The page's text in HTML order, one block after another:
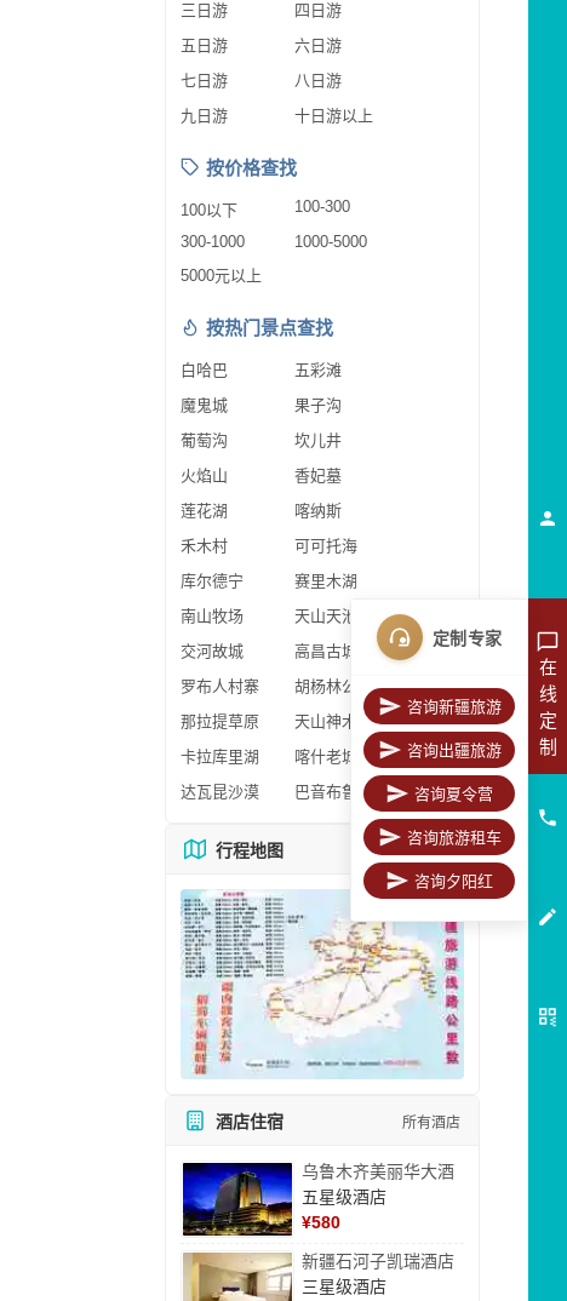
三日游
四日游
五日游
六日游
七日游
八日游
九日游
十日游以上
按价格查找
100以下
100-300
300-1000
1000-5000
5000元以上
按热门景点查找
白哈巴
五彩滩
魔鬼城
果子沟
葡萄沟
坎儿井
火焰山
香妃墓
莲花湖
喀纳斯
禾木村
可可托海
库尔德宁
赛里木湖
南山牧场
天山天池
交河故城
高昌古城
罗布人村寨
胡杨林公园
那拉提草原
天山神木园
卡拉库里湖
喀什老城区
达瓦昆沙漠
巴音布鲁克
行程地图 更多地图
酒店住宿 所有酒店
乌鲁木齐美丽华大酒
五星级酒店
¥580
新疆石河子凯瑞酒店
三星级酒店
在
线
定
制
定制专家
咨询新疆旅游
咨询出疆旅游
咨询夏令营
咨询旅游租车
咨询夕阳红